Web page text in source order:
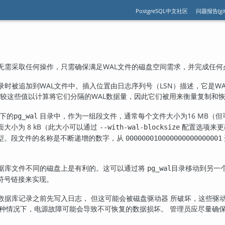
PostgreSQL中文社区 问题报告
需采取任何操作，只需确保满足WAL文件的磁盘空间需求，并完成任
时被追加到WAL文件中。插入位置由日志序列号（LSN）描述，它是
这些值以计算将它们分隔的WAL数据量，因此它们被用来衡量复制和
的pg_wal 目录中，作为一组段文件，通常每个文件大小为16 MB（
大小为 8 kB（此大小可以通过 --with-wal-blocksize 配置选项来
。段文件的名称是不断递增的数字，从 000000010000000000000001
库文件不同的磁盘上是有利的。这可以通过将 pg_wal 目录移动到另一
链接来实现。
据库记录之前先写入日志， 但这可能会被磁盘驱动器 所破坏，这些驱
情况下，电源故障可能会导致不可恢复的数据损坏。 管理员应尽量确